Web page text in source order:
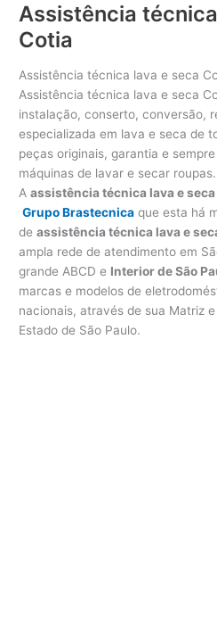
Assistência
Cotia
Assistência técnica lava e seca
Assistência técnica lava e seca
instalação, conserto, conversão,
especializada em lava e seca de
peças originais, garantia e
máquinas de lavar e secar roupas.
Aassistência técnica lava e seca
Grupo Brastecnica que esta há
deassistência técnica lava e
ampla rede de atendimento em
grande ABCD e Interior de São
marcas e modelos de
nacionais, através de sua Matriz
Estado de São Paulo.